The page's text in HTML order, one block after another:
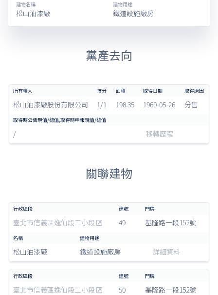
建物名稱
松山油漆廠
建物用途
鐵道設施廠房
黨產去向
松山油漆廠股份有限公司 1/1 198.35 1960-05-26 分售
/ 移轉歷程
關聯建物
臺北市信義區逸仙段二小段 49 基隆路一段152號
松山油漆廠 鐵道設施廠房 詳細資料
臺北市信義區逸仙段二小段 50 基隆路一段152號